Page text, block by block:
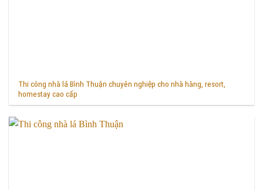
Thi công nhà lá Bình Thuận chuyên nghiệp cho nhà hàng, resort,
homestay cao cấp